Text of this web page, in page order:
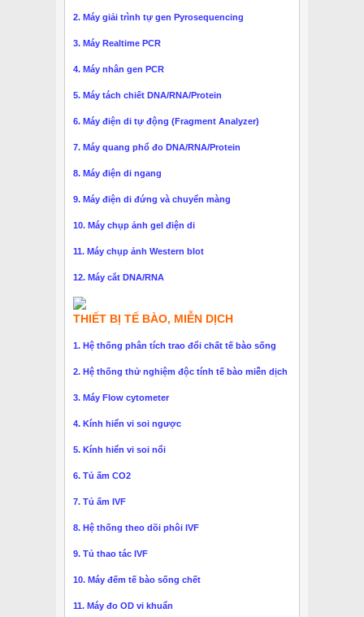
2. Máy giải trình tự gen Pyrosequencing
3. Máy Realtime PCR
4. Máy nhân gen PCR
5. Máy tách chiết DNA/RNA/Protein
6. Máy điện di tự động (Fragment Analyzer)
7. Máy quang phổ đo DNA/RNA/Protein
8. Máy điện di ngang
9. Máy điện di đứng và chuyển màng
10. Máy chụp ảnh gel điện di
11. Máy chụp ảnh Western blot
12. Máy cắt DNA/RNA
THIẾT BỊ TẾ BÀO, MIỄN DỊCH
1. Hệ thống phân tích trao đổi chất tế bào sống
2. Hệ thống thử nghiệm độc tính tế bào miễn dịch
3. Máy Flow cytometer
4. Kính hiển vi soi ngược
5. Kính hiển vi soi nổi
6. Tủ ấm CO2
7. Tủ ấm IVF
8. Hệ thống theo dõi phôi IVF
9. Tủ thao tác IVF
10. Máy đếm tế bào sống chết
11. Máy đo OD vi khuẩn